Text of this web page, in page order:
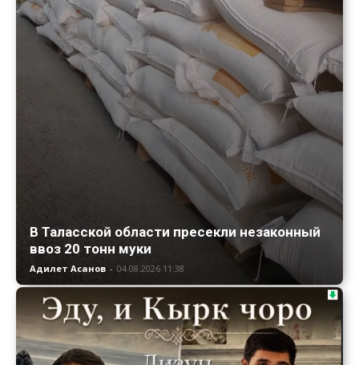
В Таласской области пресекли незаконный
ввоз 20 тонн муки
Адилет Асанов - 04.08.2026 11:38